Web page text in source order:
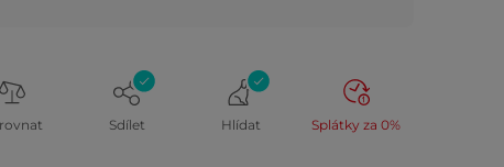
Sdílet Hlídat Splátky za 0%